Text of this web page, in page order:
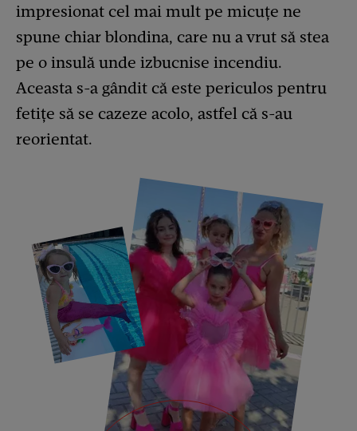
impresionat cel mai mult pe micuțe ne
spune chiar blondina, care nu a vrut să stea
pe o insulă unde izbucnise incendiu.
Aceasta s-a gândit că este periculos pentru
fetițe să se cazeze acolo, astfel că s-au
reorientat.